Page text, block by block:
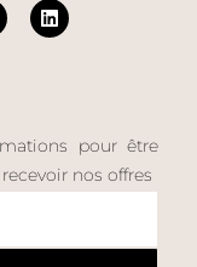
pour être
nos offres